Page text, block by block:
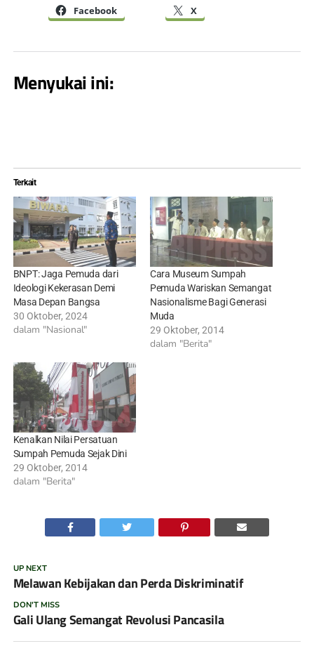
Facebook X
Menyukai ini:
Terkait
BNPT: Jaga Pemuda dari
Ideologi Kekerasan Demi
Masa Depan Bangsa
30 Oktober, 2024
dalam "Nasional"
Cara Museum Sumpah
Pemuda Wariskan Semangat
Nasionalisme Bagi Generasi
Muda
29 Oktober, 2014
dalam "Berita"
Kenalkan Nilai Persatuan
Sumpah Pemuda Sejak Dini
29 Oktober, 2014
dalam "Berita"
UP NEXT
Melawan Kebijakan dan Perda Diskriminatif
DON'T MISS
Gali Ulang Semangat Revolusi Pancasila